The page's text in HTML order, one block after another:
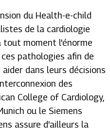
du Health-e-child
de la cardiologie
tout moment l'énorme
pathologies afin de
dans leurs décisions
des
College of Cardiology,
ou le Siemens
assure d'ailleurs la